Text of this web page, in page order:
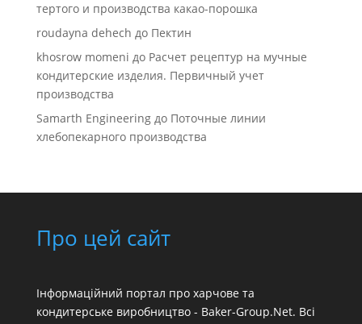
тертого и производства какао-порошка
roudayna dehech до Пектин
khosrow momeni до Расчет рецептур на мучные
кондитерские изделия. Первичный учет
производства
Samarth Engineeringдо Поточные линии
хлебопекарного производства
Про цей сайт
Інформаційний портал про харчове та
кондитерське виробництво - Baker-Group.Net. Всі